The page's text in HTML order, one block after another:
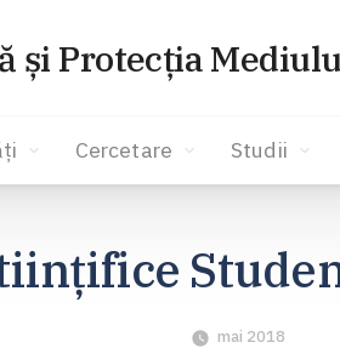
și Protecția
Cercetare Studii
mai 2018